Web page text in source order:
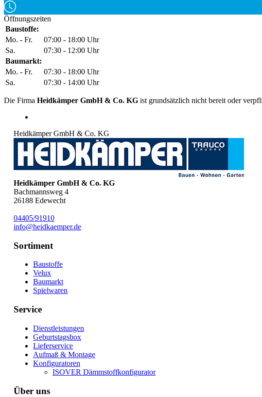
Öffnungszeiten
Baustoffe:
Mo. - Fr.
07:00 - 18:00 Uhr
Sa.
07:30 - 12:00 Uhr
Baumarkt:
Mo. - Fr.
07:30 - 18:00 Uhr
Sa.
07:30 - 14:00 Uhr
Die Firma Heidkämper GmbH & Co. KG ist grundsätzlich nicht bereit oder
Heidkämper GmbH & Co. KG
Heidkämper GmbH & Co. KG
Bachmannsweg 4
26188 Edewecht
04405/91910
info@heidkaemper.de
Sortiment
Baustoffe
Velux
Baumarkt
Spielwaren
Service
Dienstleistungen
Geburtstagsbox
Lieferservice
Aufmaß & Montage
Konfiguratoren
ISOVER Dämmstoffkonfigurator
Über uns